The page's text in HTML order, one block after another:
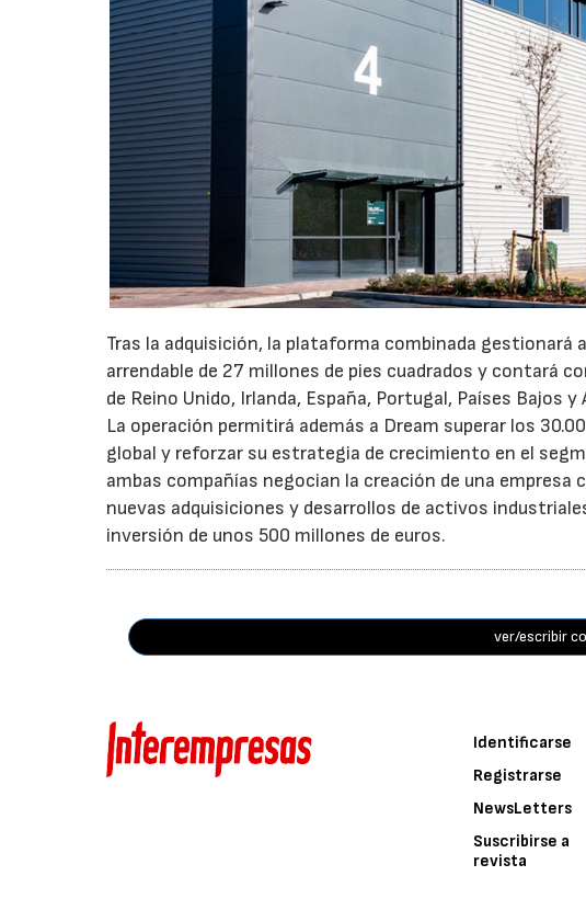
Tras la adquisición, la plataforma combinada
arrendable de 27 millones de pies cuadrados y contará
de Reino Unido, Irlanda, España, Portugal, Países Bajos
La operación permitirá además a Dream superar los
global y reforzar su estrategia de crecimiento en el
ambas compañías negocian la creación de una
nuevas adquisiciones y desarrollos de activos
inversión de unos 500 millones de euros.
ver/escribir
Identificarse
Registrarse
NewsLetters
Suscribirse a
revista